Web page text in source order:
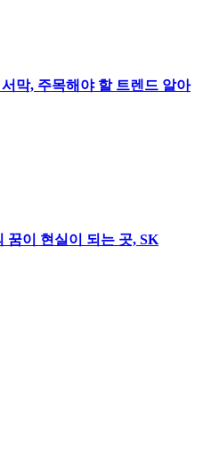
서막, 주목해야 할 트렌드 알아
꿈이 현실이 되는 곳, SK